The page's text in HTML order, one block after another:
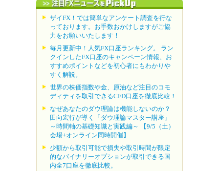
ザイFX！では簡単なアンケート調査を行な
っております。お手数おかけしますがご協
力をお願いいたします！
毎月更新中！人気FX口座ランキング。 ラン
クインしたFX口座のキャンペーン情報、お
すすめポイントなどを初心者にもわかりや
すく解説。
世界の株価指数や金、原油など注目のコモ
ディティを取引できるCFD口座を徹底比較！
なぜあなたのダウ理論は機能しないのか？
田向宏行が導く「ダウ理論マスター講座」
～時間軸の基礎知識と実践編～ 【9/5（土）
会場+オンライン同時開催】
少額から取引可能で損失や取引時間が限定
的なバイナリーオプションが取引できる国
内全7口座を徹底比較。